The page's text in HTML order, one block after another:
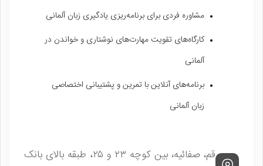
مشاوره فردی برای برنامه‌ریزی یادگیری زبان آلمانی
کارگاه‌های تقویت مهارت‌های نوشتاری و خواندن در
آلمانی
برنامه‌های آنلاین با تمرین و پشتیبانی اختصاصی
زبان آلمانی
قم، صفائیه، بین کوچه ۲۳ و ۲۵، طبقه بالای بانک